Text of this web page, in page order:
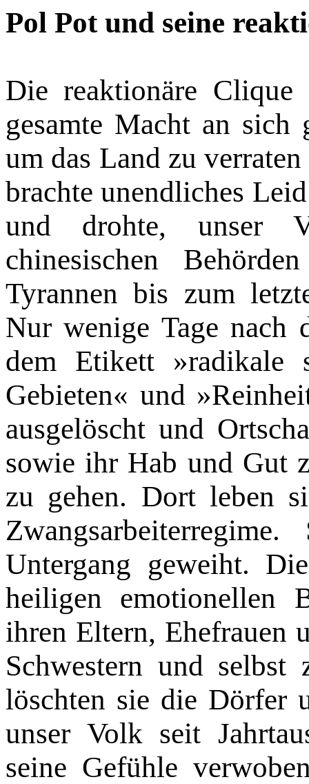
Pol Pot und seine
Die reaktionäre
gesamte Macht an sich
um das Land zu
brachte unendliches
und drohte, unser
chinesischen
Tyrannen bis zum
Nur wenige Tage nach
dem Etikett »radikale
Gebieten« und
ausgelöscht und
sowie ihr Hab und Gut
zu gehen. Dort leben
Untergang geweiht.
heiligen emotionellen
ihren Eltern, Ehefrauen
Schwestern und
löschten sie die Dörfer
unser Volk seit
seine Gefühle